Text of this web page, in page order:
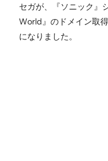
セガが、『ソニック』
World』のドメイン取
になりました。